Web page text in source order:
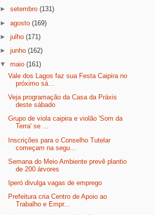
►setembro(131)
►agosto(169)
►julho(171)
►junho(162)
▼maio(161)
Vale dos Lagos faz sua Festa Caipira no
próximo sá...
Veja programação da Casa da Práxis
deste sábado
Grupo de viola caipira e violão 'Som da
Terra' se ...
Inscrições para o Conselho Tutelar
começam na segu...
Semana do Meio Ambiente prevê plantio
de 200 árvores
Iperó divulga vagas de emprego
Prefeitura cria Centro de Apoio ao
Trabalho e Empr...